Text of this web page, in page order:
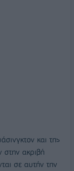
και της
στην ακριβή
σε αυτήν την